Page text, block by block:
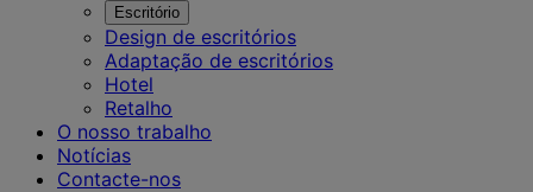
Escritório
Design de escritórios
Adaptação de escritórios
Hotel
Retalho
O nosso trabalho
Notícias
Contacte-nos